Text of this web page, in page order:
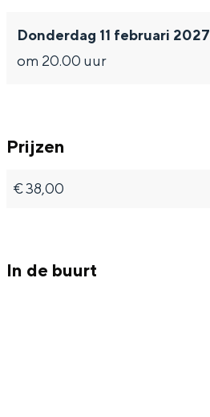
Donderdag 11 februari 2027
om 20.00 uur
Prijzen
€ 38,00
In de buurt